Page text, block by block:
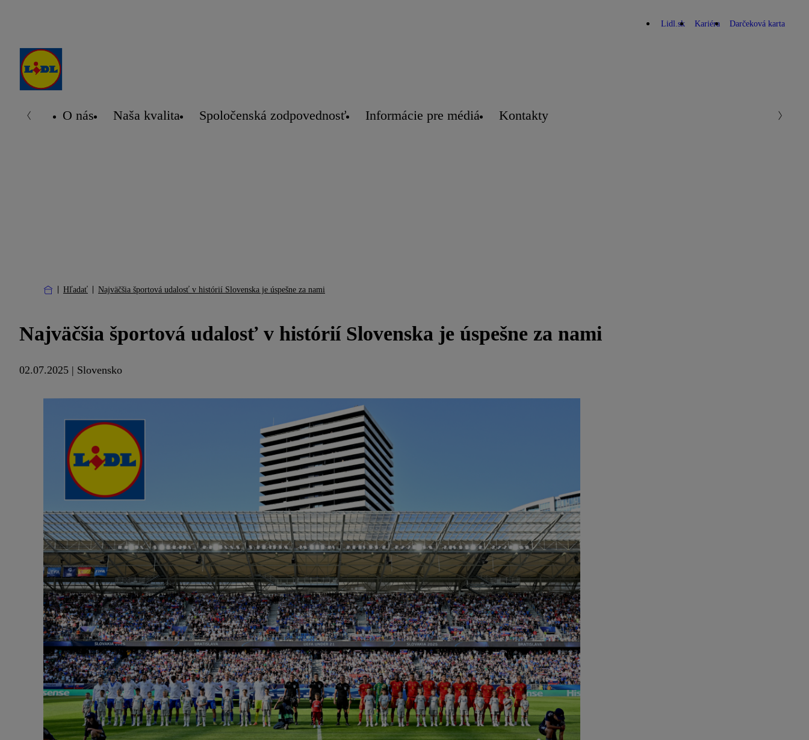
Lidl.sk Kariéra Darčeková karta
O nás Naša kvalita Spoločenská zodpovednosť Informácie pre médiá Kontakty
Hľadať Najväčšia športová udalosť v histórií Slovenska je úspešne za nami
Najväčšia športová udalosť v histórií Slovenska je úspešne za nami
02.07.2025 | Slovensko